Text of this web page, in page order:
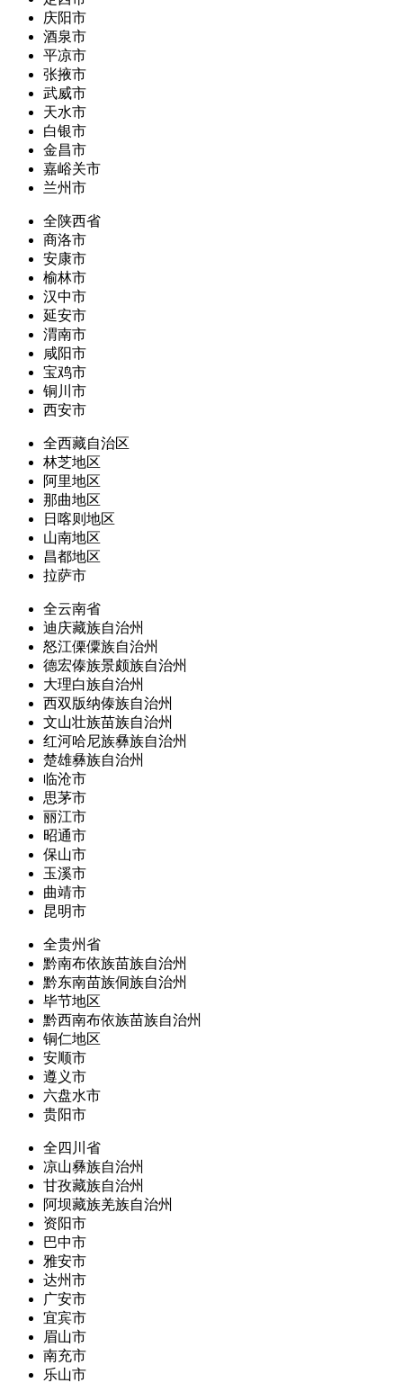
庆阳市
酒泉市
平凉市
张掖市
武威市
天水市
白银市
金昌市
嘉峪关市
兰州市
全陕西省
商洛市
安康市
榆林市
汉中市
延安市
渭南市
咸阳市
宝鸡市
铜川市
西安市
全西藏自治区
林芝地区
阿里地区
那曲地区
日喀则地区
山南地区
昌都地区
拉萨市
全云南省
迪庆藏族自治州
怒江傈僳族自治州
德宏傣族景颇族自治州
大理白族自治州
西双版纳傣族自治州
文山壮族苗族自治州
红河哈尼族彝族自治州
楚雄彝族自治州
临沧市
思茅市
丽江市
昭通市
保山市
玉溪市
曲靖市
昆明市
全贵州省
黔南布依族苗族自治州
黔东南苗族侗族自治州
毕节地区
黔西南布依族苗族自治州
铜仁地区
安顺市
遵义市
六盘水市
贵阳市
全四川省
凉山彝族自治州
甘孜藏族自治州
阿坝藏族羌族自治州
资阳市
巴中市
雅安市
达州市
广安市
宜宾市
眉山市
南充市
乐山市